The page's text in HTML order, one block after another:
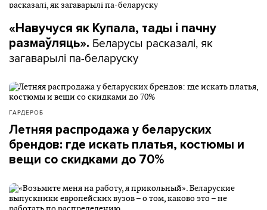
«Навучуся як Купала, тады і пачну
размаўляць». Беларусы расказалі, як
загаварылі па-беларуску
ГАРДЕРОБ
Летняя распродажа у беларуских
брендов: где искать платья, костюмы и
вещи со скидками до 70%